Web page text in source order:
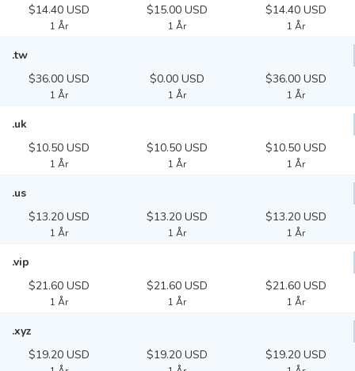
$14.40 USD
1 År
$15.00 USD
1 År
$14.40 USD
1 År
.tw
$36.00 USD
1 År
$0.00 USD
1 År
$36.00 USD
1 År
.uk
$10.50 USD
1 År
$10.50 USD
1 År
$10.50 USD
1 År
.us
$13.20 USD
1 År
$13.20 USD
1 År
$13.20 USD
1 År
.vip
$21.60 USD
1 År
$21.60 USD
1 År
$21.60 USD
1 År
.xyz
$19.20 USD
$19.20 USD $19.20 USD